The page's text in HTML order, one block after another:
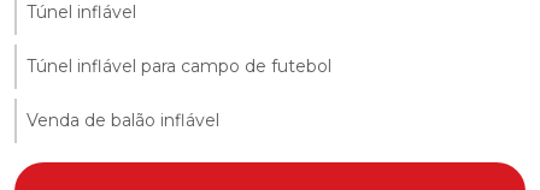
Túnel inflável
Túnel inflável para campo de futebol
Venda de balão inflável